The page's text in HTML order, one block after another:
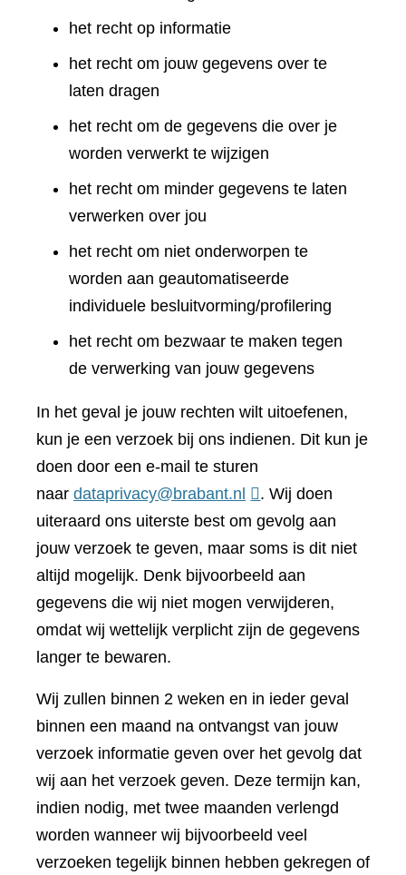
het recht op informatie
het recht om jouw gegevens over te
laten dragen
het recht om de gegevens die over je
worden verwerkt te wijzigen
het recht om minder gegevens te laten
verwerken over jou
het recht om niet onderworpen te
worden aan geautomatiseerde
individuele besluitvorming/profilering
het recht om bezwaar te maken tegen
de verwerking van jouw gegevens
In het geval je jouw rechten wilt uitoefenen,
kun je een verzoek bij ons indienen. Dit kun je
doen door een e-mail te sturen
naar dataprivacy@brabant.nl
. Wij doen
uiteraard ons uiterste best om gevolg aan
jouw verzoek te geven, maar soms is dit niet
altijd mogelijk. Denk bijvoorbeeld aan
gegevens die wij niet mogen verwijderen,
omdat wij wettelijk verplicht zijn de gegevens
langer te bewaren.
Wij zullen binnen 2 weken en in ieder geval
binnen een maand na ontvangst van jouw
verzoek informatie geven over het gevolg dat
wij aan het verzoek geven. Deze termijn kan,
indien nodig, met twee maanden verlengd
worden wanneer wij bijvoorbeeld veel
verzoeken tegelijk binnen hebben gekregen of